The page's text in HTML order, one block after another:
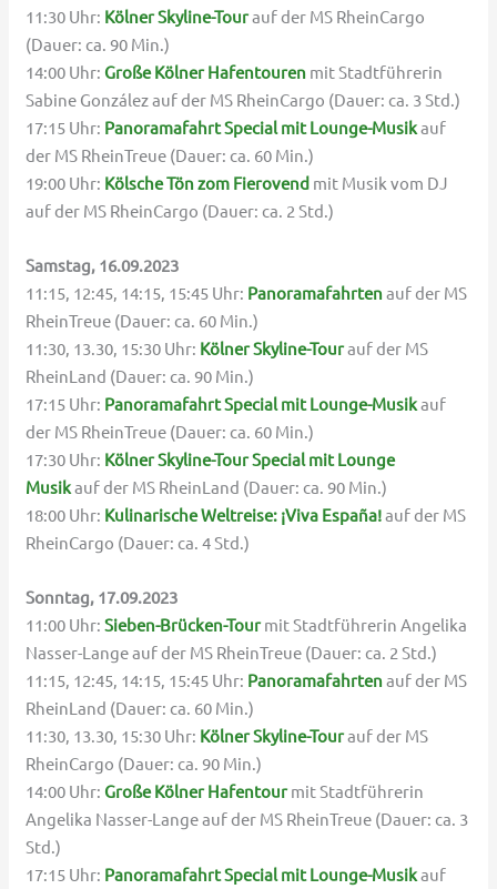
11:30 Uhr: Kölner Skyline-Tourauf der MS RheinCargo
(Dauer: ca. 90 Min.)
14:00 Uhr: Große Kölner Hafentouren mit Stadtführerin
Sabine González auf der MS RheinCargo (Dauer: ca. 3 Std.)
17:15 Uhr: Panoramafahrt Special mit Lounge-Musikauf
der MS RheinTreue (Dauer: ca. 60 Min.)
19:00 Uhr: Kölsche Tön zom Fierovend mit Musik vom DJ
auf der MS RheinCargo (Dauer: ca. 2 Std.)
Samstag, 16.09.2023
11:15, 12:45, 14:15, 15:45 Uhr: Panoramafahrtenauf der MS
RheinTreue (Dauer: ca. 60 Min.)
11:30, 13.30, 15:30 Uhr: Kölner Skyline-Tourauf der MS
RheinLand (Dauer: ca. 90 Min.)
17:15 Uhr: Panoramafahrt Special mit Lounge-Musikauf
der MS RheinTreue (Dauer: ca. 60 Min.)
17:30 Uhr: Kölner Skyline-Tour Special mit Lounge
Musikauf der MS RheinLand (Dauer: ca. 90 Min.)
18:00 Uhr: Kulinarische Weltreise: ¡Viva España!auf der MS
RheinCargo (Dauer: ca. 4 Std.)
Sonntag, 17.09.2023
11:00 Uhr:Sieben-Brücken-Tourmit Stadtführerin Angelika
Nasser-Lange auf der MS RheinTreue (Dauer: ca. 2 Std.)
11:15, 12:45, 14:15, 15:45 Uhr: Panoramafahrtenauf der MS
RheinLand (Dauer: ca. 60 Min.)
11:30, 13.30, 15:30 Uhr: Kölner Skyline-Tourauf der MS
RheinCargo (Dauer: ca. 90 Min.)
14:00 Uhr: Große Kölner Hafentourmit Stadtführerin
Angelika Nasser-Lange auf der MS RheinTreue (Dauer: ca. 3
Std.)
17:15 Uhr: Panoramafahrt Special mit Lounge-Musikauf